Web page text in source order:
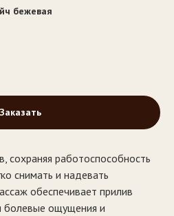
бежевая
Заказать
сохраняя работоспособность
снимать и надевать
обеспечивает прилив
болевые ощущения и